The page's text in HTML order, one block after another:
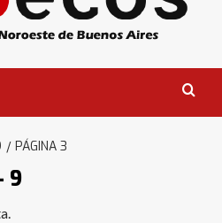
PÁGINA 3
9